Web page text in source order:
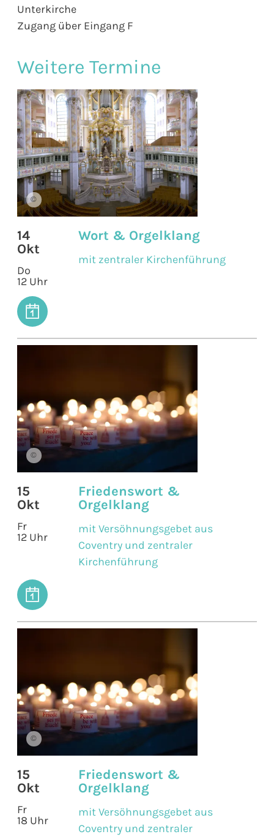
Unterkirche
Zugang über Eingang F
Weitere Termine
©
14
Okt
Do
12 Uhr
Wort & Orgelklang
mit zentraler Kirchenführung
©
15
Okt
Fr
12 Uhr
Friedenswort &
Orgelklang
mit Versöhnungsgebet aus
Coventry und zentraler
Kirchenführung
©
15
Okt
Fr
18 Uhr
Friedenswort &
Orgelklang
mit Versöhnungsgebet aus
Coventry und zentraler